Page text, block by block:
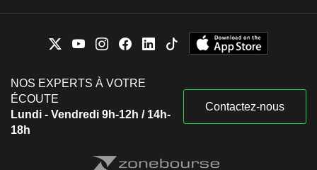
NOS EXPERTS À VOTRE
ÉCOUTE
Lundi - Vendredi 9h-12h / 14h-
18h
Contactez-nous